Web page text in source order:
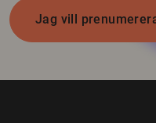
Jag vill